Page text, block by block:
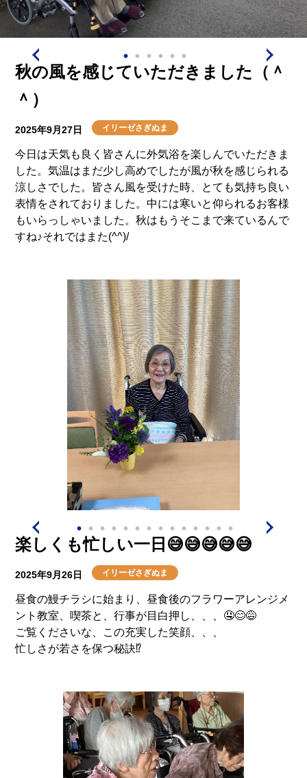
秋の風を感じていただきました（＾
＾）
2025年9月27日 イリーゼさぎぬま
今日は天気も良く皆さんに外気浴を楽しんでいただきま
した。気温はまだ少し高めでしたが風が秋を感じられる
涼しさでした。皆さん風を受けた時、とても気持ち良い
表情をされておりました。中には寒いと仰られるお客様
もいらっしゃいました。秋はもうそこまで来ているんで
すね♪それではまた(^^)/
楽しくも忙しい一日😅😅😅😅😅
2025年9月26日 イリーゼさぎぬま
昼食の鰻チラシに始まり、昼食後のフラワーアレンジメ
ント教室、喫茶と、行事が目白押し、、、🤤😊😅
ご覧くださいな、この充実した笑顔、、、
忙しさが若さを保つ秘訣⁉️